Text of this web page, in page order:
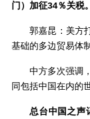
门）加征34％关税
郭嘉昆：美方
基础的多边贸易体
中方多次强调
同包括中国在内的
总台中国之声